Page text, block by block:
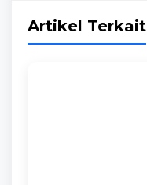
Artikel Terkait